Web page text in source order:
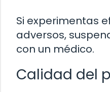
Si experimentas
adversos,
con un médico.
Calidad del